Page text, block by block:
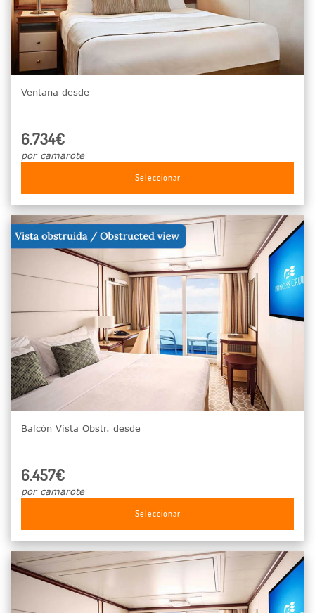
Ventana desde
6.734€
por camarote
Seleccionar
Balcón Vista Obstr. desde
6.457€
por camarote
Seleccionar